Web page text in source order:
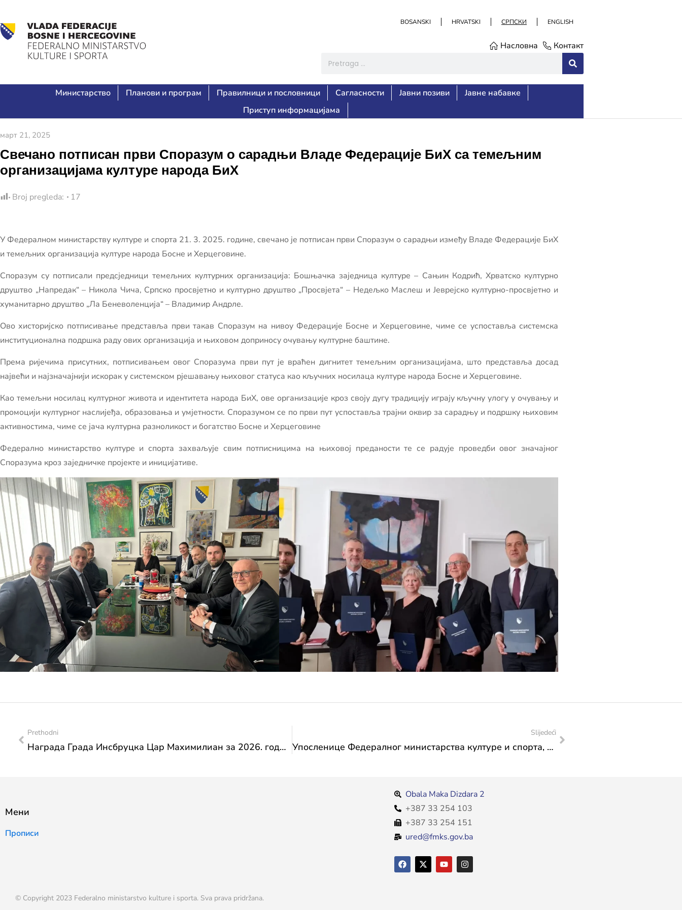
BOSANSKI HRVATSKI СРПСКИ ENGLISH
Насловна Контакт
Министарство Планови и програм Правилници и пословници Сагласности Јавни позиви
Јавне набавке
Приступ информацијама
март 21, 2025
Свечано потписан први Споразум о сарадњи Владе Федерације БиХ са темељним
организацијама културе народа БиХ
Broj pregleda: 17
У Федералном министарству културе и спорта 21. 3. 2025. године, свечано је потписан први Споразум о сарадњи између Владе Федерације БиХ
и темељних организација културе народа Босне и Херцеговине.
Споразум су потписали предсједници темељних културних организација: Бошњачка заједница културе – Сањин Кодрић, Хрватско културно
друштво „Напредак“ – Никола Чича, Српско просвјетно и културно друштво „Просвјета“ – Недељко Маслеш и Јеврејско културно-просвјетно и
хуманитарно друштво „Ла Беневоленција“ – Владимир Андрле.
Ово хисторијско потписивање представља први такав Споразум на нивоу Федерације Босне и Херцеговине, чиме се успоставља системска
институционална подршка раду ових организација и њиховом доприносу очувању културне баштине.
Према ријечима присутних, потписивањем овог Споразума први пут је враћен дигнитет темељним организацијама, што представља досад
највећи и најзначајнији искорак у системском рјешавању њиховог статуса као кључних носилаца културе народа Босне и Херцеговине.
Као темељни носилац културног живота и идентитета народа БиХ, ове организације кроз своју дугу традицију играју кључну улогу у очувању и
промоцији културног наслијеђа, образовања и умјетности. Споразумом се по први пут успоставља трајни оквир за сарадњу и подршку њиховим
активностима, чиме се јача културна разноликост и богатство Босне и Херцеговине
Федерално министарство културе и спорта захваљује свим потписницима на њиховој преданости те се радује проведби овог значајног
Споразума кроз заједничке пројекте и иницијативе.
Prethodni
Награда Града Инсбруцка Цар Маxимилиан за 2026. годину
Slijedeći
Упосленице Федералног министарства културе и спорта, Мартина Остојић и Емилија Павићевић присуствовале редовној конференцији Удружења босанскохерцеговачких Хрвата “Прстен”
Мени
Прописи
Obala Maka Dizdara 2
+387 33 254 103
+387 33 254 151
ured@fmks.gov.ba
© Copyright 2023 Federalno ministarstvo kulture i sporta. Sva prava pridržana.